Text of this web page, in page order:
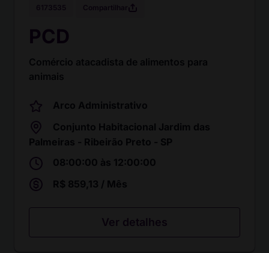
PCD
Comércio atacadista de alimentos para
animais
Arco Administrativo
Conjunto Habitacional Jardim das
Palmeiras - Ribeirão Preto - SP
08:00:00 às 12:00:00
R$ 859,13 / Mês
Ver detalhes